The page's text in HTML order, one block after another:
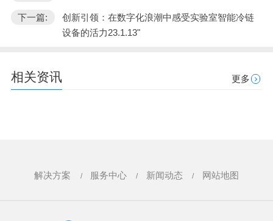
下一篇:
创新引领：在数字化浪潮中感受实验室智能冷链
设备的活力23.1.13"
相关资讯 更多
解决方案 服务中心 新闻动态 网站地图